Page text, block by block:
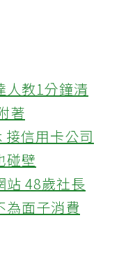
人教1分鐘清
著
信用卡公司
碰壁
站 48歲社長
為面子消費